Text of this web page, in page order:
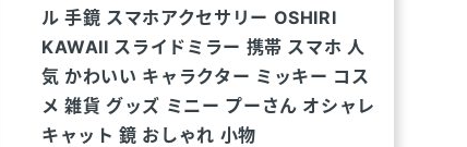
ル 手鏡 スマホアクセサリー OSHIRI
KAWAII スライドミラー 携帯 スマホ 人
気 かわいい キャラクター ミッキー コス
メ 雑貨 グッズ ミニー プーさん オシャレ
キャット 鏡 おしゃれ 小物